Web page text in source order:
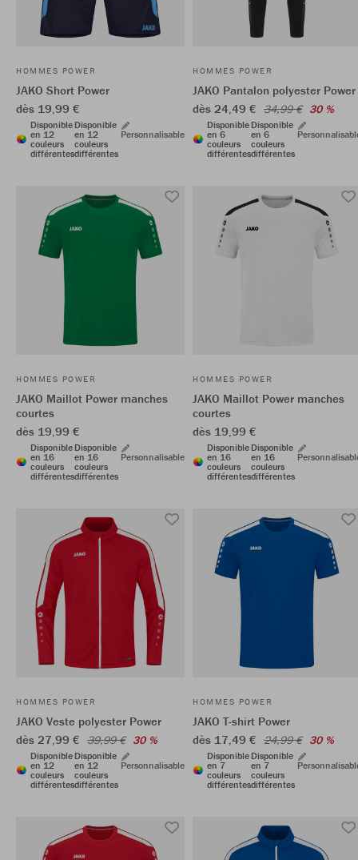
HOMMES POWER
JAKO Short Power
dès 19,99 €
Disponible
en 12
couleurs
différentes
Disponible
en 12
couleurs
différentes
Personnalisable
HOMMES POWER
JAKO Pantalon polyester Power
dès 24,49 € 34,99 € 30 %
Disponible
en 6
couleurs
différentes
Disponible
en 6
couleurs
différentes
HOMMES POWER
JAKO Maillot Power manches
courtes
dès 19,99 €
Disponible
en 16
couleurs
différentes
Disponible
en 16
couleurs
différentes
Personnalisable
HOMMES POWER
JAKO Maillot Power manches
courtes
dès 19,99 €
Disponible
en 16
couleurs
différentes
Disponible
en 16
couleurs
différentes
HOMMES POWER
JAKO Veste polyester Power
dès 27,99 € 39,99 € 30 %
Disponible
en 12
couleurs
différentes
Disponible
en 12
couleurs
différentes
Personnalisable
HOMMES POWER
JAKO T-shirt Power
dès 17,49 € 24,99 € 30 %
Disponible
en 7
couleurs
différentes
Disponible
en 7
couleurs
différentes